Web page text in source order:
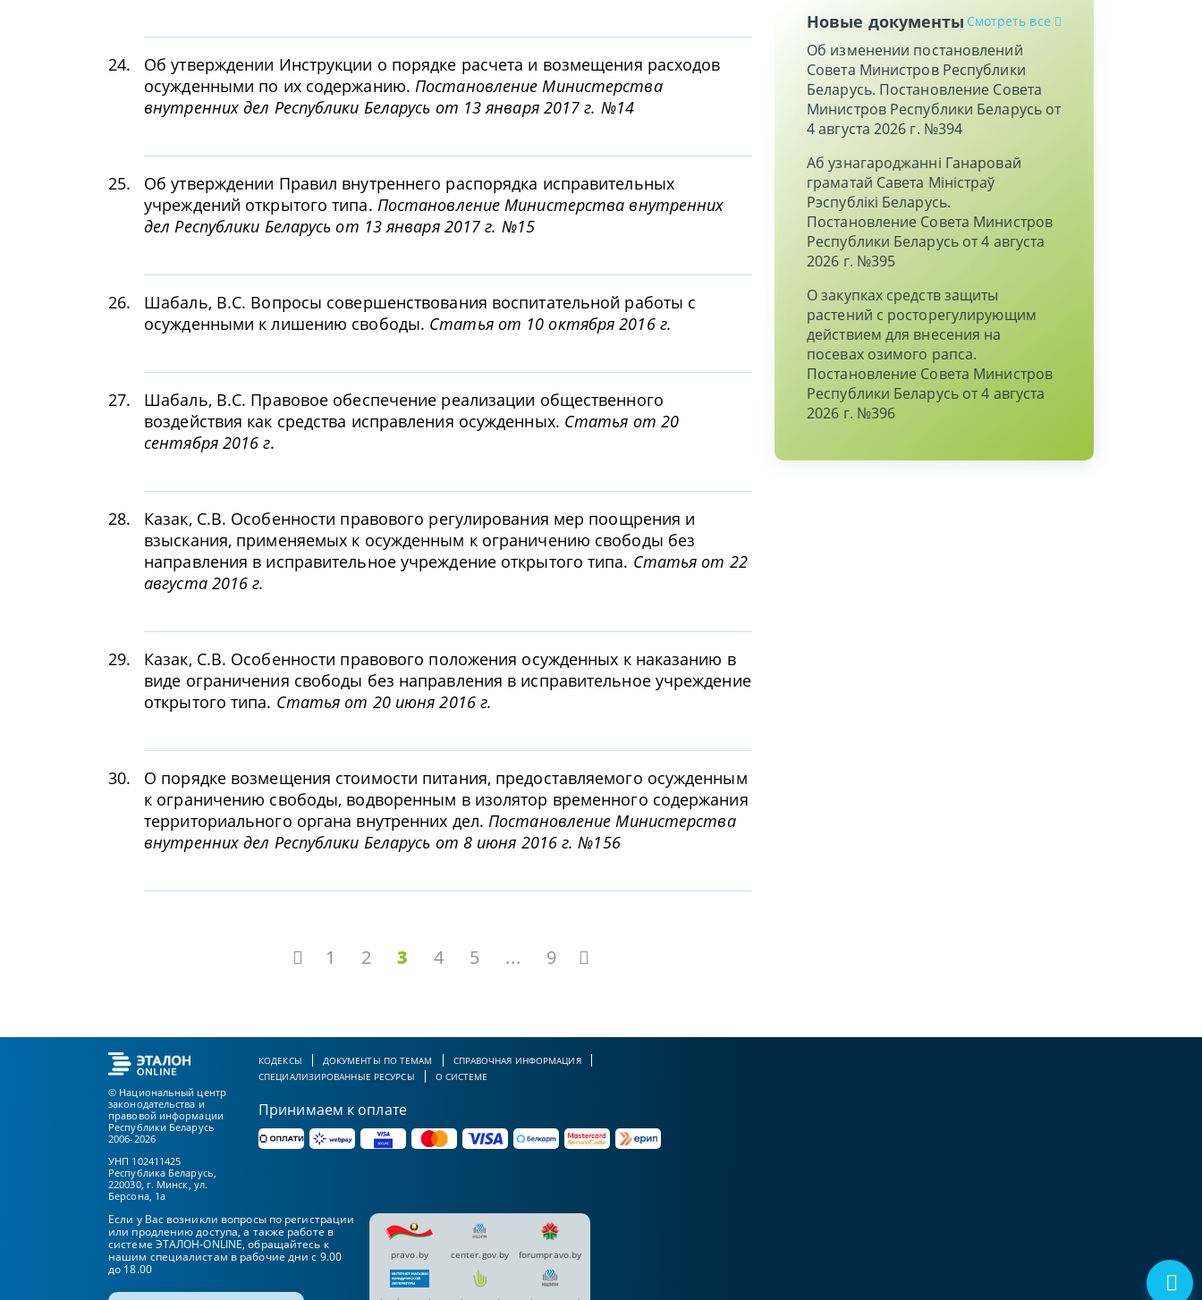
24.
Об утверждении Инструкции о порядке расчета и возмещения расходов
осужденными по их содержанию.Постановление Министерства
внутренних дел Республики Беларусь от 13 января 2017 г. №14
25.
Об утверждении Правил внутреннего распорядка исправительных
учреждений открытого типа. Постановление Министерства внутренних
дел Республики Беларусь от 13 января 2017 г. №15
26.
Шабаль, В.С. Вопросы совершенствования воспитательной работы с
осужденными к лишению свободы. Статья от 10 октября 2016 г.
27.
Шабаль, В.С. Правовое обеспечение реализации общественного
воздействия как средства исправления осужденных. Статья от 20
сентября 2016 г.
28.
Казак, С.В. Особенности правового регулирования мер поощрения и
взыскания, применяемых к осужденным к ограничению свободы без
направления в исправительное учреждение открытого типа. Статья от 22
августа 2016 г.
29.
Казак, С.В. Особенности правового положения осужденных к наказанию в
виде ограничения свободы без направления в исправительное учреждение
открытого типа. Статья от 20 июня 2016 г.
30.
О порядке возмещения стоимости питания, предоставляемого осужденным
к ограничению свободы, водворенным в изолятор временного содержания
территориального органа внутренних дел.Постановление Министерства
внутренних дел Республики Беларусь от 8 июня 2016 г. №156
1 2 3 4 5 ... 9
Новые документы Смотреть все
Об изменении постановлений
Совета Министров Республики
Беларусь. Постановление Совета
Министров Республики Беларусь от
4 августа 2026 г. №394
Аб узнагароджаннi Ганаровай
граматай Савета Мiнiстраў
Рэспублiкi Беларусь.
Постановление Совета Министров
Республики Беларусь от 4 августа
2026 г. №395
О закупках средств защиты
растений с росторегулирующим
действием для внесения на
посевах озимого рапса.
Постановление Совета Министров
Республики Беларусь от 4 августа
2026 г. №396
© Национальный центр
законодательства и
правовой информации
Республики Беларусь
2006-2026
УНП 102411425
Республика Беларусь,
220030, г. Минск, ул.
Берсона, 1а
КОДЕКСЫ ДОКУМЕНТЫ ПО ТЕМАМ
СПРАВОЧНАЯ ИНФОРМАЦИЯ
СПЕЦИАЛИЗИРОВАННЫЕ РЕСУРСЫ
О СИСТЕМЕ
Принимаем к оплате
Если у Вас возникли вопросы по регистрации
или продлению доступа, а также работе в
системе ЭТАЛОН-ONLINE, обращайтесь к
нашим специалистам в рабочие дни с 9.00
до 18.00
pravo.by center.gov.by forumpravo.by